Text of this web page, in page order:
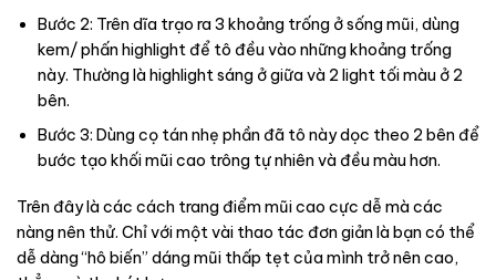
Bước 2: Trên dĩa trạo ra 3 khoảng trống ở sống mũi, dùng
kem/ phấn highlight để tô đều vào những khoảng trống
này. Thường là highlight sáng ở giữa và 2 light tối màu ở 2
bên.
Bước 3: Dùng cọ tán nhẹ phần đã tô này dọc theo 2 bên để
bước tạo khối mũi cao trông tự nhiên và đều màu hơn.
Trên đây là các cách trang điểm mũi cao cực dễ mà các
nàng nên thử. Chỉ với một vài thao tác đơn giản là bạn có thể
dễ dàng “hô biến” dáng mũi thấp tẹt của mình trở nên cao,